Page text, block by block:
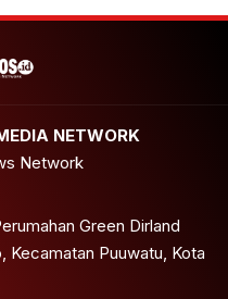
NETWORK
Network
Green Dirland
Kecamatan Puuwatu, Kota